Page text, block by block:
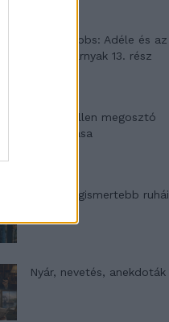
Elyna Robbs: Adéle és az
örökölt árnyak 13. rész
Woody Allen megosztó
zsenialitása
A világ legismertebb ruhái
Nyár, nevetés, anekdoták